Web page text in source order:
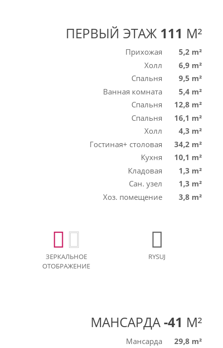
ПЕРВЫЙ ЭТАЖ 111 M²
Прихожая
5,2 m²
Холл
6,9 m²
Спальня
9,5 m²
Ванная комната
5,4 m²
Спальня
12,8 m²
Спальня
16,1 m²
Холл
4,3 m²
Гостиная+ столовая
34,2 m²
Кухня
10,1 m²
Кладовая
1,3 m²
Сан. узел
1,3 m²
Хоз. помещение
3,8 m²
ЗЕРКАЛЬНОЕ
ОТОБРАЖЕНИЕ
RYSUJ
МАНСАРДА-41 M²
Мансарда 29,8 m²